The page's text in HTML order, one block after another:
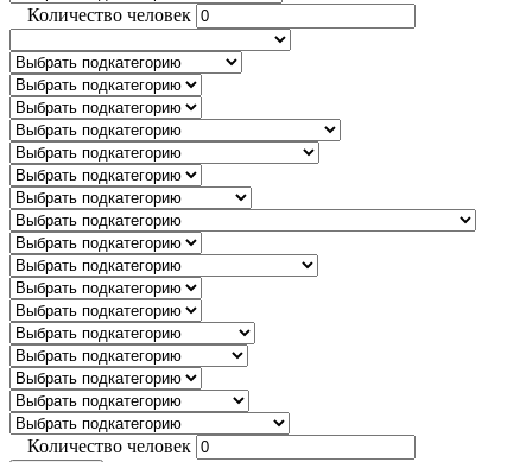
Количество человек
Количество человек